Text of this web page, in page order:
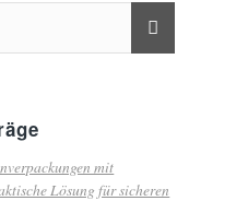
mit
Lösung für sicheren